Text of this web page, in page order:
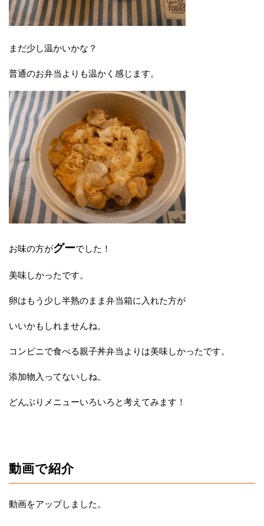
まだ少し温かいかな？
普通のお弁当よりも温かく感じます。
お味の方がグーでした！
美味しかったです。
卵はもう少し半熟のまま弁当箱に入れた方が
いいかもしれませんね。
コンビニで食べる親子丼弁当よりは美味しかったです。
添加物入ってないしね。
どんぶりメニューいろいろと考えてみます！
動画で紹介
動画をアップしました。